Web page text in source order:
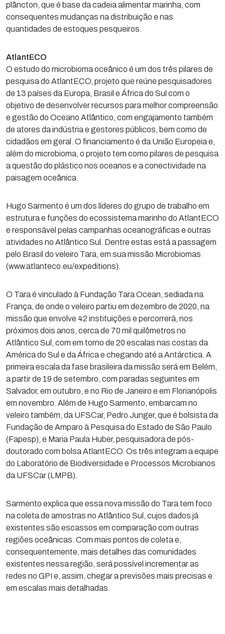
plâncton, que é base da cadeia alimentar marinha, com
consequentes mudanças na distribuição e nas
quantidades de estoques pesqueiros.
AtlantECO
O estudo do microbioma oceânico é um dos três pilares de
pesquisa do AtlantECO, projeto que reúne pesquisadores
de 13 países da Europa, Brasil e África do Sul com o
objetivo de desenvolver recursos para melhor compreensão
e gestão do Oceano Atlântico, com engajamento também
de atores da indústria e gestores públicos, bem como de
cidadãos em geral. O financiamento é da União Europeia e,
além do microbioma, o projeto tem como pilares de pesquisa
a questão do plástico nos oceanos e a conectividade na
paisagem oceânica.
Hugo Sarmento é um dos líderes do grupo de trabalho em
estrutura e funções do ecossistema marinho do AtlantECO
e responsável pelas campanhas oceanográficas e outras
atividades no Atlântico Sul. Dentre estas está a passagem
pelo Brasil do veleiro Tara, em sua missão Microbiomas
(www.atlanteco.eu/expeditions).
O Tara é vinculado à Fundação Tara Ocean, sediada na
França, de onde o veleiro partiu em dezembro de 2020, na
missão que envolve 42 instituições e percorrerá, nos
próximos dois anos, cerca de 70 mil quilômetros no
Atlântico Sul, com em torno de 20 escalas nas costas da
América do Sul e da África e chegando até a Antárctica. A
primeira escala da fase brasileira da missão será em Belém,
a partir de 19 de setembro, com paradas seguintes em
Salvador, em outubro, e no Rio de Janeiro e em Florianópolis
em novembro. Além de Hugo Sarmento, embarcam no
veleiro também, da UFSCar, Pedro Junger, que é bolsista da
Fundação de Amparo à Pesquisa do Estado de São Paulo
(Fapesp), e Maria Paula Huber, pesquisadora de pós-
doutorado com bolsa AtlantECO. Os três integram a equipe
do Laboratório de Biodiversidade e Processos Microbianos
da UFSCar (LMPB).
Sarmento explica que essa nova missão do Tara tem foco
na coleta de amostras no Atlântico Sul, cujos dados já
existentes são escassos em comparação com outras
regiões oceânicas. Com mais pontos de coleta e,
consequentemente, mais detalhes das comunidades
existentes nessa região, será possível incrementar as
redes no GPI e, assim, chegar a previsões mais precisas e
em escalas mais detalhadas.